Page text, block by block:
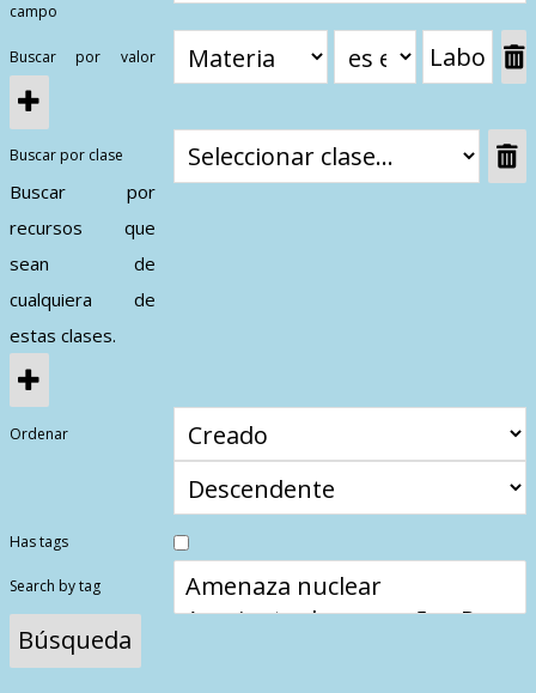
Listado por
Categorías
Todos los documentos
Materias
Sitios de Interés
Contactos
campo
Buscar por valor
Buscar por clase
Buscar por
recursos que
sean de
cualquiera de
estas clases.
Ordenar
Has tags
Search by tag